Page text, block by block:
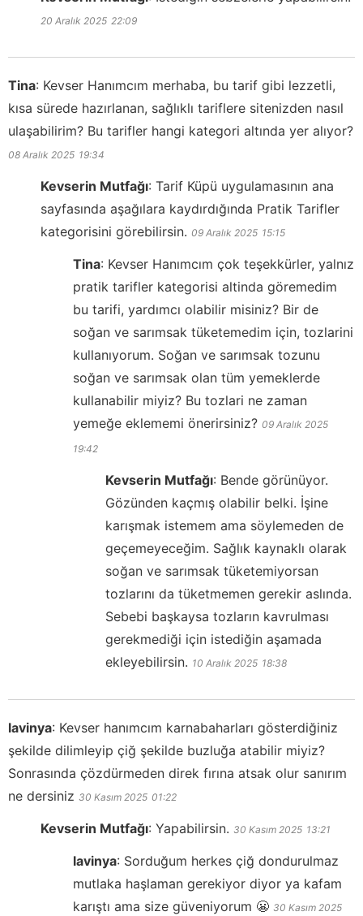
20 Aralık 2025 22:09
Tina: Kevser Hanımcım merhaba, bu tarif gibi lezzetli,
kısa sürede hazırlanan, sağlıklı tariflere sitenizden nasıl
ulaşabilirim? Bu tarifler hangi kategori altında yer alıyor?
08 Aralık 2025 19:34
Kevserin Mutfağı: Tarif Küpü uygulamasının ana
sayfasında aşağılara kaydırdığında Pratik Tarifler
kategorisini görebilirsin. 09 Aralık 2025 15:15
Tina: Kevser Hanımcım çok teşekkürler, yalnız
pratik tarifler kategorisi altinda göremedim
bu tarifi, yardımcı olabilir misiniz? Bir de
soğan ve sarımsak tüketemedim için, tozlarini
kullanıyorum. Soğan ve sarımsak tozunu
soğan ve sarımsak olan tüm yemeklerde
kullanabilir miyiz? Bu tozlari ne zaman
yemeğe eklememi önerirsiniz? 09 Aralık 2025
19:42
Kevserin Mutfağı: Bende görünüyor.
Gözünden kaçmış olabilir belki. İşine
karışmak istemem ama söylemeden de
geçemeyeceğim. Sağlık kaynaklı olarak
soğan ve sarımsak tüketemiyorsan
tozlarını da tüketmemen gerekir aslında.
Sebebi başkaysa tozların kavrulması
gerekmediği için istediğin aşamada
ekleyebilirsin. 10 Aralık 2025 18:38
lavinya: Kevser hanımcım karnabaharları gösterdiğiniz
şekilde dilimleyip çiğ şekilde buzluğa atabilir miyiz?
Sonrasında çözdürmeden direk fırına atsak olur sanırım
ne dersiniz 30 Kasım 2025 01:22
Kevserin Mutfağı: Yapabilirsin. 30 Kasım 2025 13:21
lavinya: Sorduğum herkes çiğ dondurulmaz
mutlaka haşlaman gerekiyor diyor ya kafam
karıştı ama size güveniyorum 😬 30 Kasım 2025